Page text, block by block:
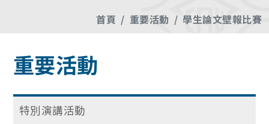
首頁 重要活動 學生論文壁報比賽
重要活動
特別演講活動